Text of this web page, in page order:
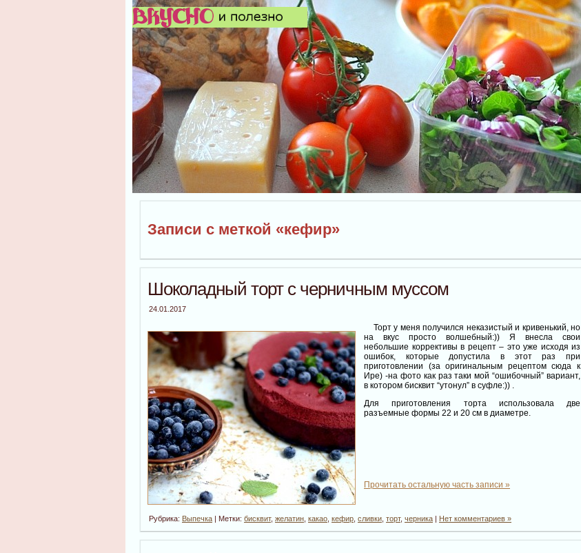
Записи с меткой «кефир»
Шоколадный торт с черничным муссом
24.01.2017
Торт у меня получился неказистый и кривенький, но
на вкус просто волшебный:)) Я внесла свои
небольшие коррективы в рецепт – это уже исходя из
ошибок, которые допустила в этот раз при
приготовлении (за оригинальным рецептом сюда к
Ире) -на фото как раз таки мой “ошибочный” вариант,
в котором бисквит “утонул” в суфле:)) .
Для приготовления торта использовала две
разъемные формы 22 и 20 см в диаметре.
Прочитать остальную часть записи »
Рубрика: Выпечка | Метки: бисквит, желатин какао кефир сливки торт, черника | Нет комментариев »